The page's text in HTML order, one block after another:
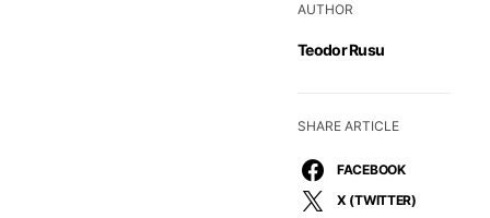
AUTHOR
Teodor Rusu
SHARE ARTICLE
FACEBOOK
X (TWITTER)